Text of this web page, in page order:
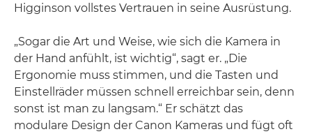
Higginson vollstes Vertrauen in seine Ausrüstung.
„Sogar die Art und Weise, wie sich die Kamera in
der Hand anfühlt, ist wichtig“, sagt er. „Die
Ergonomie muss stimmen, und die Tasten und
Einstellräder müssen schnell erreichbar sein, denn
sonst ist man zu langsam.“ Er schätzt das
modulare Design der Canon Kameras und fügt oft